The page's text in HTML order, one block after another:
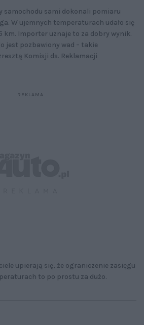
samochodu sami dokonali pomiaru
W ujemnych temperaturach udało się
km. Importer uznaje to za dobry wynik.
jest pozbawiony wad – takie
Komisji ds. Reklamacji
upierają się, że ograniczenie zasięgu
to po prostu za dużo.